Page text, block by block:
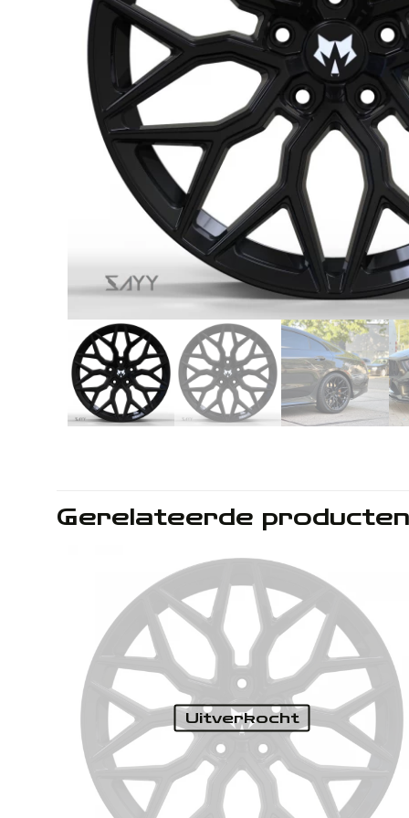
Gerelateerde producten
Uitverkocht